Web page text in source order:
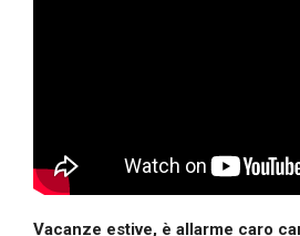
Vacanze estive, è allarme caro